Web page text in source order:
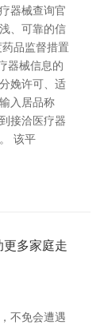
器械查询官
、可靠的信
品监督措置
器械信息的
娩许可、适
入居品称
接洽医疗器
该平
更多家庭走
不免会遭遇